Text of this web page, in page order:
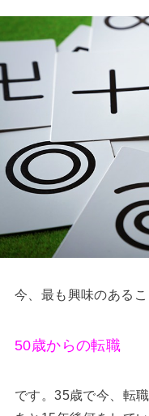
今、最も興味のある
50歳からの転職
です。35歳で今、転